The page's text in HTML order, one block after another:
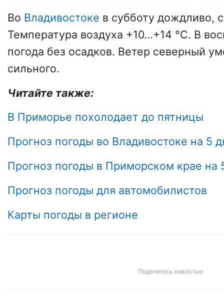
Во Владивостоке в субботу дождливо,
Температура воздуха +10...+14 °С. В
погода без осадков. Ветер северный
сильного.
Читайте также:
В Приморье похолодает до пятницы
Прогноз погоды во Владивостоке на 5
Прогноз погоды в Приморском крае на
Прогноз погоды для автомобилистов
Карты погоды в регионе
Поделитесь новостью